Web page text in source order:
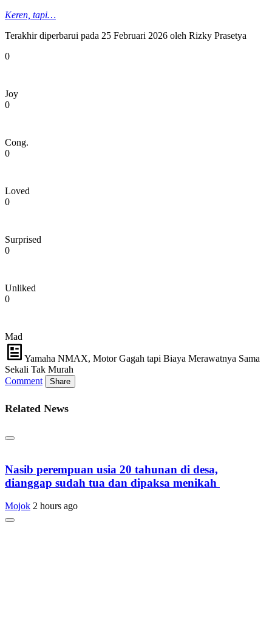
Keren, tapi…
Terakhir diperbarui pada 25 Februari 2026 oleh Rizky Prasetya
0
Joy
0
Cong.
0
Loved
0
Surprised
0
Unliked
0
Mad
Yamaha NMAX, Motor Gagah tapi Biaya Merawatnya Sama
Sekali Tak Murah
Comment
Share
Related News
Nasib perempuan usia 20 tahunan di desa,
dianggap sudah tua dan dipaksa menikah
Mojok 2 hours ago